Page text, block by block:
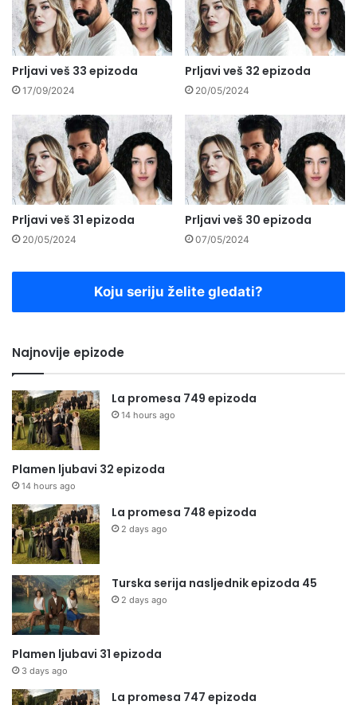
Prljavi veš 33 epizoda
17/09/2024
Prljavi veš 32 epizoda
20/05/2024
Prljavi veš 31 epizoda
20/05/2024
Prljavi veš 30 epizoda
07/05/2024
Koju seriju želite gledati?
Najnovije epizode
La promesa 749 epizoda
14 hours ago
Plamen ljubavi 32 epizoda
14 hours ago
La promesa 748 epizoda
2 days ago
Turska serija nasljednik epizoda 45
2 days ago
Plamen ljubavi 31 epizoda
3 days ago
La promesa 747 epizoda